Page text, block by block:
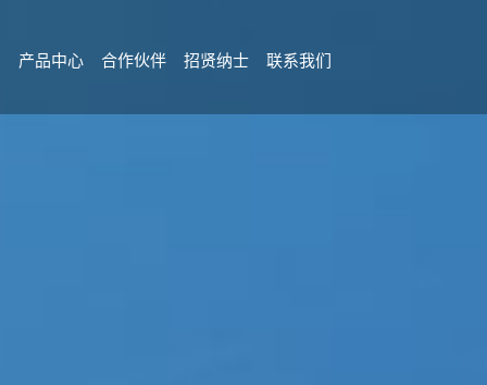
产品中心 合作伙伴 招贤纳士 联系我们